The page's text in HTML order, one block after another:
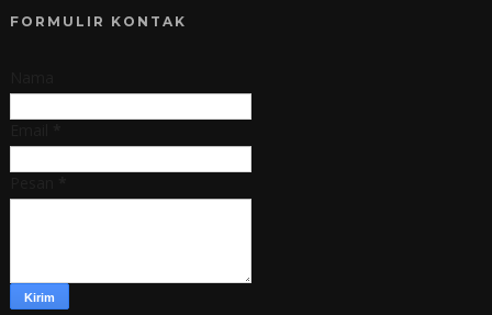
FORMULIR KONTAK